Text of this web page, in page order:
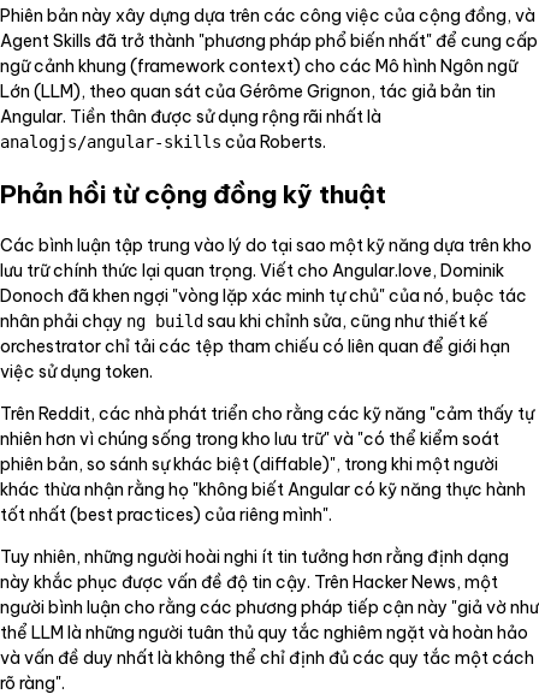
Phiên bản này xây dựng dựa trên các công việc của cộng đồng, và
Agent Skills đã trở thành "phương pháp phổ biến nhất" để cung cấp
ngữ cảnh khung (framework context) cho các Mô hình Ngôn ngữ
Lớn (LLM), theo quan sát của Gérôme Grignon, tác giả bản tin
Angular. Tiền thân được sử dụng rộng rãi nhất là
analogjs/angular-skills của Roberts.
Phản hồi từ cộng đồng kỹ thuật
Các bình luận tập trung vào lý do tại sao một kỹ năng dựa trên kho
lưu trữ chính thức lại quan trọng. Viết cho Angular.love, Dominik
Donoch đã khen ngợi "vòng lặp xác minh tự chủ" của nó, buộc tác
nhân phải chạy ng build sau khi chỉnh sửa, cũng như thiết kế
orchestrator chỉ tải các tệp tham chiếu có liên quan để giới hạn
việc sử dụng token.
Trên Reddit, các nhà phát triển cho rằng các kỹ năng "cảm thấy tự
nhiên hơn vì chúng sống trong kho lưu trữ" và "có thể kiểm soát
phiên bản, so sánh sự khác biệt (diffable)", trong khi một người
khác thừa nhận rằng họ "không biết Angular có kỹ năng thực hành
tốt nhất (best practices) của riêng mình".
Tuy nhiên, những người hoài nghi ít tin tưởng hơn rằng định dạng
này khắc phục được vấn đề độ tin cậy. Trên Hacker News, một
người bình luận cho rằng các phương pháp tiếp cận này "giả vờ như
thể LLM là những người tuân thủ quy tắc nghiêm ngặt và hoàn hảo
và vấn đề duy nhất là không thể chỉ định đủ các quy tắc một cách
rõ ràng".